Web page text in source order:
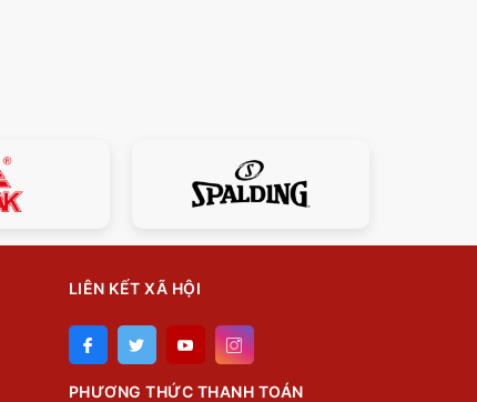
LIÊN KẾT XÃ HỘI
PHƯƠNG THỨC THANH TOÁN